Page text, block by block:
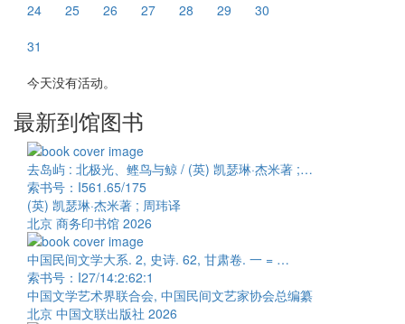
24
25 26 27 28 29
30
31
今天没有活动。
最新到馆图书
去岛屿 : 北极光、鲣鸟与鲸 / (英) 凯瑟琳·杰米著 ;…
索书号：I561.65/175
(英) 凯瑟琳·杰米著 ; 周玮译
北京 商务印书馆 2026
中国民间文学大系. 2, 史诗. 62, 甘肃卷. 一 = …
索书号：I27/14:2:62:1
中国文学艺术界联合会, 中国民间文艺家协会总编纂
北京 中国文联出版社 2026